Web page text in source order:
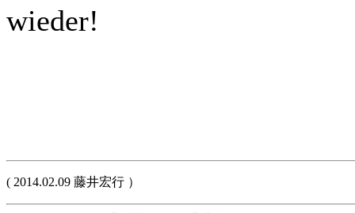
wieder!
( 2014.02.09 藤井宏行 ）